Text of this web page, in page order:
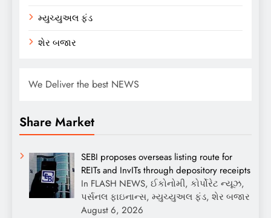
મ્યુચ્યુઅલ ફંડ
શેર બજાર
We Deliver the best NEWS
Share Market
SEBI proposes overseas listing route for
REITs and InvITs through depository receipts
In FLASH NEWS, ઈકોનોમી, કોર્પોરેટ ન્યૂઝ,
પર્સનલ ફાઇનાન્સ, મ્યુચ્યુઅલ ફંડ, શેર બજાર
August 6, 2026